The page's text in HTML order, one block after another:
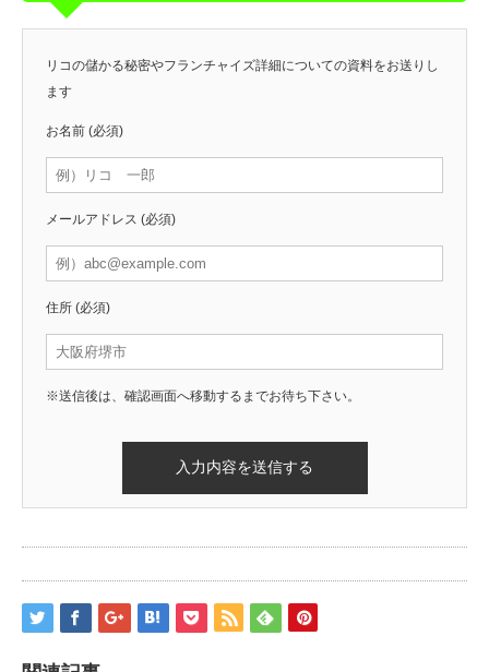
リコの儲かる秘密やフランチャイズ詳細についての資料をお送りし
ます
お名前 (必須)
メールアドレス (必須)
住所 (必須)
※送信後は、確認画面へ移動するまでお待ち下さい。